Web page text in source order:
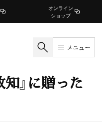
オンライン
ショップ
メニュー
』に贈った